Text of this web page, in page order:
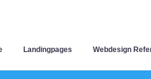
Landingpages Webdesign